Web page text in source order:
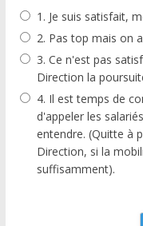
1. Je suis satisfait,
2. Pas top mais on
3. Ce n'est pas
Direction la
4. Il est temps de
d'appeler les
entendre. (Quitte à
Direction, si la
suffisamment).